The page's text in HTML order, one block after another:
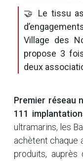
🤝 Le tissu
Village des
propose 3
deux
Premier réseau
111
ultramarins, les
achètent chaque
produits, auprès